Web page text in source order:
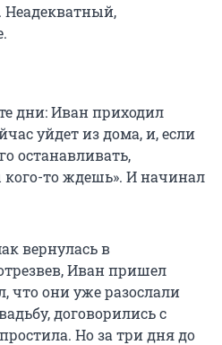
дни: Иван приходил
уйдет из дома, и, если
останавливать,
то ждешь». И начинал
вернулась в
Иван пришел
что они уже разослали
договорились с
Но за три дня до